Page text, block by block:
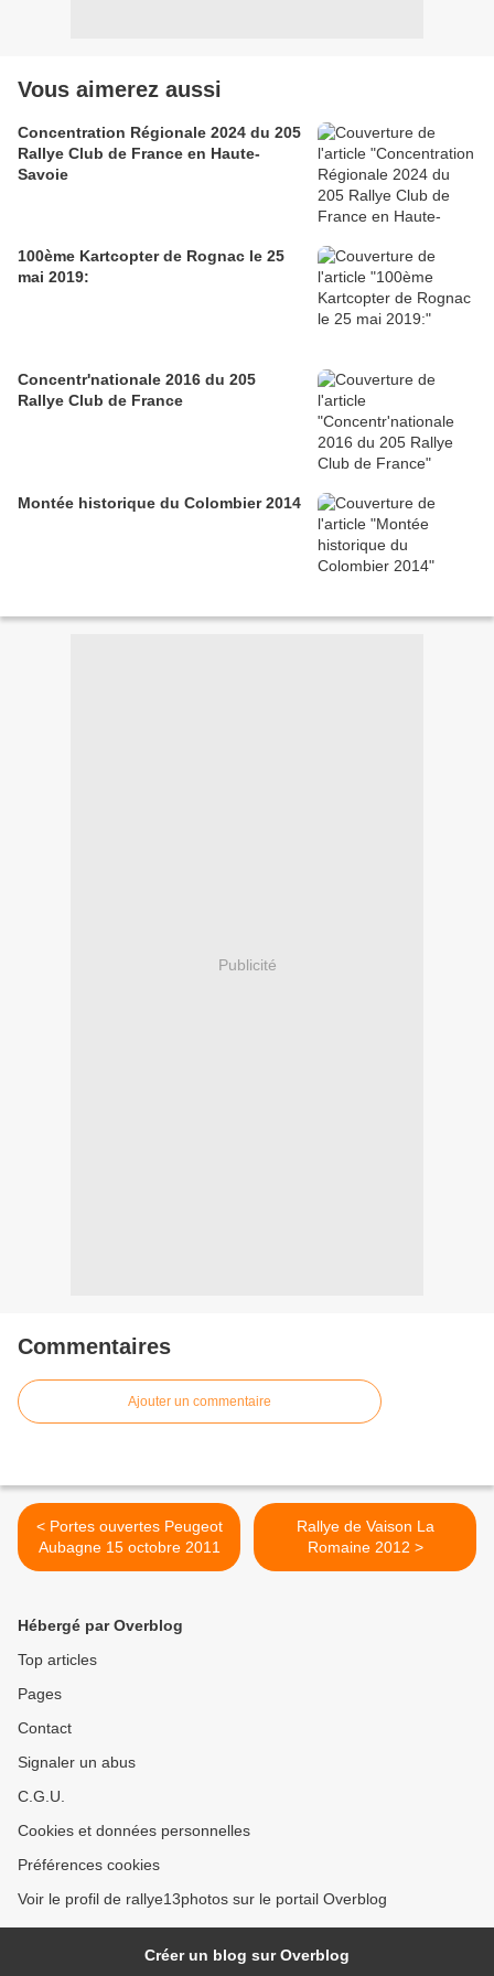
Vous aimerez aussi
Concentration Régionale 2024 du 205
Rallye Club de France en Haute-
Savoie
100ème Kartcopter de Rognac le 25
mai 2019:
Concentr'nationale 2016 du 205
Rallye Club de France
Montée historique du Colombier 2014
Publicité
Commentaires
Ajouter un commentaire
< Portes ouvertes Peugeot
Aubagne 15 octobre 2011
Rallye de Vaison La
Romaine 2012 >
Hébergé par Overblog
Top articles
Pages
Contact
Signaler un abus
C.G.U.
Cookies et données personnelles
Préférences cookies
Voir le profil de rallye13photos sur le portail Overblog
Créer un blog sur Overblog